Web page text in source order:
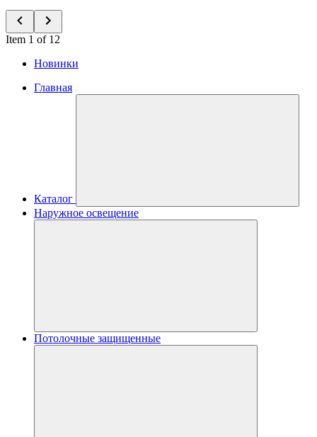
Item 1 of 12
Новинки
Главная
Каталог
Наружное освещение
Потолочные защищенные